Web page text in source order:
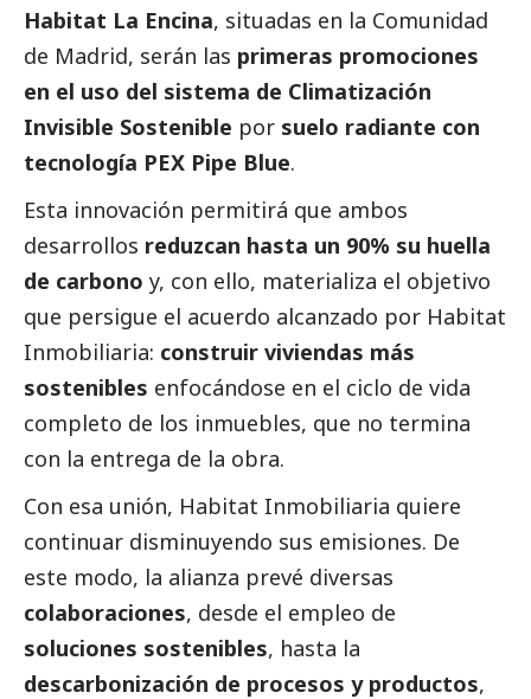
Habitat La Encina, situadas en la Comunidad
de Madrid, serán las primeras promociones
en el uso del sistema de Climatización
Invisible Sostenible por suelo radiante con
tecnología PEX Pipe Blue.
Esta innovación permitirá que ambos
desarrollos reduzcan hasta un 90% su huella
de carbono y, con ello, materializa el objetivo
que persigue el acuerdo alcanzado por Habitat
Inmobiliaria: construir viviendas más
sostenibles enfocándose en el ciclo de vida
completo de los inmuebles, que no termina
con la entrega de la obra.
Con esa unión, Habitat Inmobiliaria quiere
continuar disminuyendo sus emisiones. De
este modo, la alianza prevé diversas
colaboraciones, desde el empleo de
soluciones sostenibles, hasta la
descarbonización de procesos y productos,